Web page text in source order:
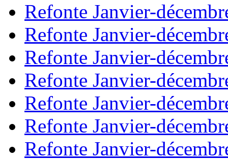
Refonte Janvier-
Refonte Janvier-
Refonte Janvier-
Refonte Janvier-
Refonte Janvier-
Refonte Janvier-
Refonte Janvier-